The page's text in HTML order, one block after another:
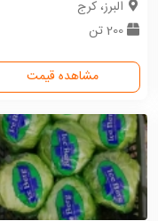
البرز، کرج
200 تن
مشاهده قیمت